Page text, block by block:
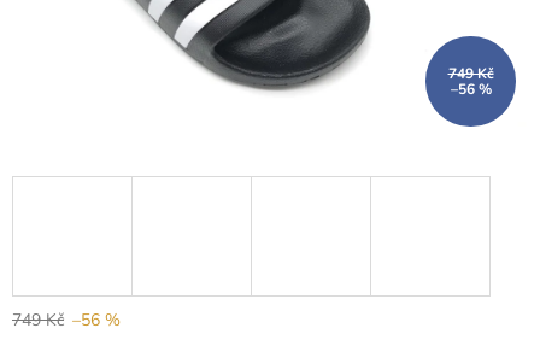
749 Kč
–56 %
749 Kč –56 %